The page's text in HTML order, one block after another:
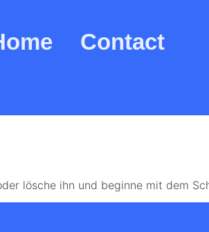
Contact
lösche ihn und beginne mit dem